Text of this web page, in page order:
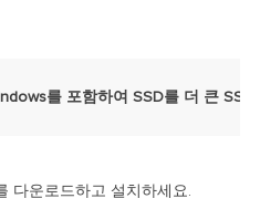
를 포함하여 SSD를 더 큰
다운로드하고 설치하세요.